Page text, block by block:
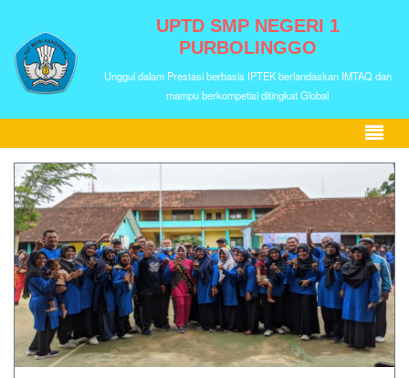
UPTD SMP NEGERI 1
PURBOLINGGO
Unggul dalam Prestasi berbasis IPTEK berlandaskan IMTAQ dan
mampu berkompetisi ditingkat Global